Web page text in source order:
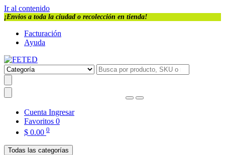
Ir al contenido
¡Envios a toda la ciudad o recolección en tienda!
Facturación
Ayuda
Cuenta Ingresar
Favoritos 0
$ 0.00 0
Todas las categorías